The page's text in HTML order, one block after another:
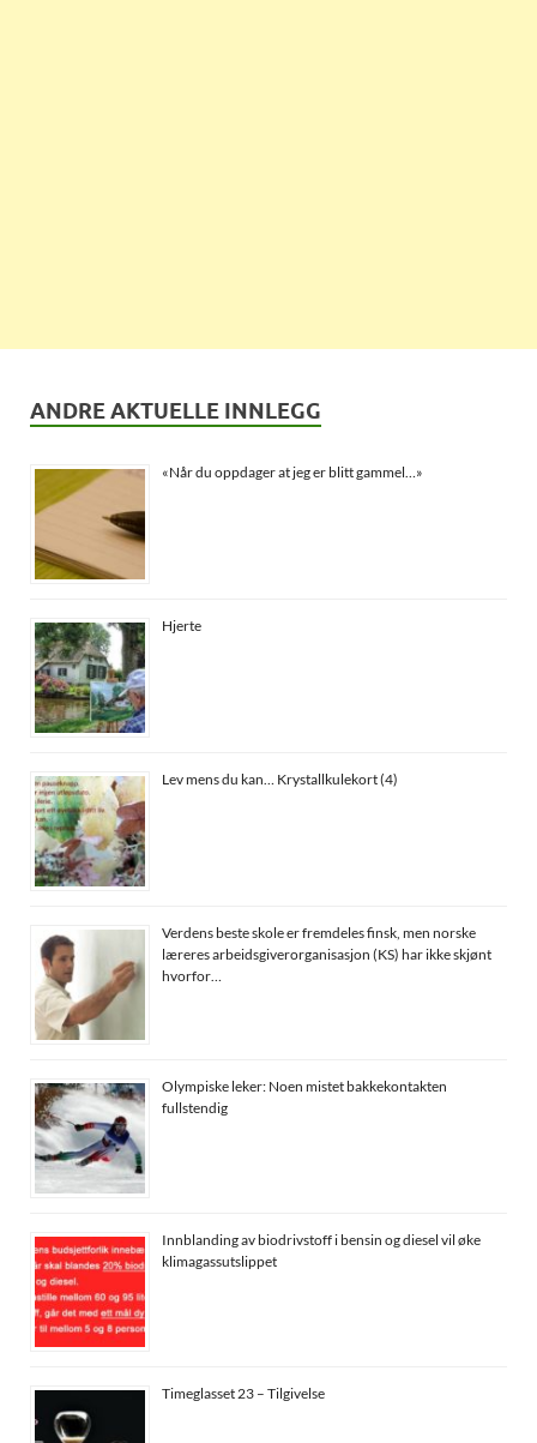
ANDRE AKTUELLE INNLEGG
«Når du oppdager at jeg er blitt gammel…»
Hjerte
Lev mens du kan… Krystallkulekort (4)
Verdens beste skole er fremdeles finsk, men norske
læreres arbeidsgiverorganisasjon (KS) har ikke skjønt
hvorfor…
Olympiske leker: Noen mistet bakkekontakten
fullstendig
Innblanding av biodrivstoff i bensin og diesel vil øke
klimagassutslippet
Timeglasset 23 – Tilgivelse